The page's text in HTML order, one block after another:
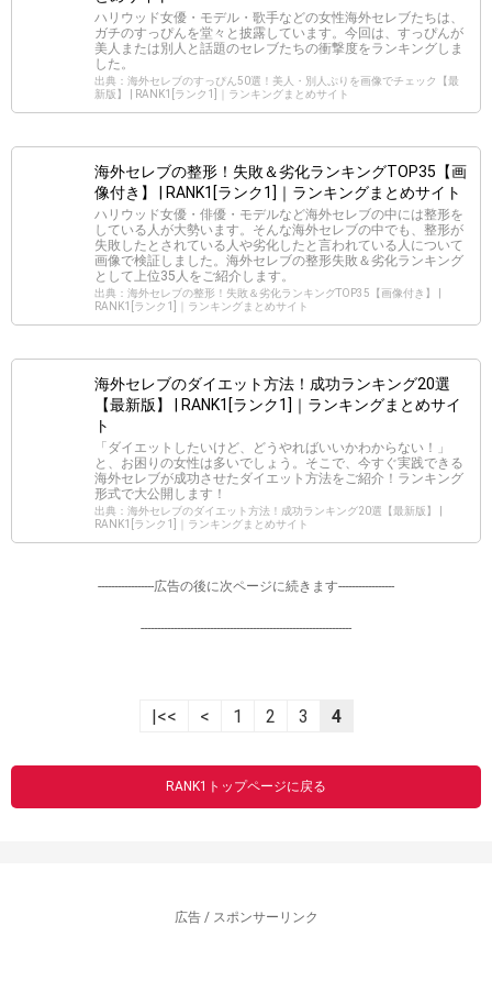
ハリウッド女優・モデル・歌手などの女性海外セレブたちは、
ガチのすっぴんを堂々と披露しています。今回は、すっぴんが
美人または別人と話題のセレブたちの衝撃度をランキングしま
した。
出典：海外セレブのすっぴん50選！美人・別人ぷりを画像でチェック【最
新版】 | RANK1[ランク1]｜ランキングまとめサイト
海外セレブの整形！失敗＆劣化ランキングTOP35【画
像付き】 | RANK1[ランク1]｜ランキングまとめサイト
ハリウッド女優・俳優・モデルなど海外セレブの中には整形を
している人が大勢います。そんな海外セレブの中でも、整形が
失敗したとされている人や劣化したと言われている人について
画像で検証しました。海外セレブの整形失敗＆劣化ランキング
として上位35人をご紹介します。
出典：海外セレブの整形！失敗＆劣化ランキングTOP35【画像付き】 |
RANK1[ランク1]｜ランキングまとめサイト
海外セレブのダイエット方法！成功ランキング20選
【最新版】 | RANK1[ランク1]｜ランキングまとめサイ
ト
「ダイエットしたいけど、どうやればいいかわからない！」
と、お困りの女性は多いでしょう。そこで、今すぐ実践できる
海外セレブが成功させたダイエット方法をご紹介！ランキング
形式で大公開します！
出典：海外セレブのダイエット方法！成功ランキング20選【最新版】 |
RANK1[ランク1]｜ランキングまとめサイト
-----------------広告の後に次ページに続きます-----------------
----------------------------------------------------------------
|<< < 1 2 3 4
RANK1トップページに戻る
広告 / スポンサーリンク